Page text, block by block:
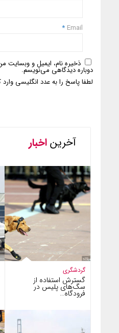
Email
*
ذخیره نام، ایمیل و وبسایت
دوباره دیدگاهی می‌نویسم.
لطفا پاسخ را به عدد انگلیسی وارد
آخریناخبار
گردشگری
گسترش استفاده از
سگ‌های پلیس در
فرودگاه…